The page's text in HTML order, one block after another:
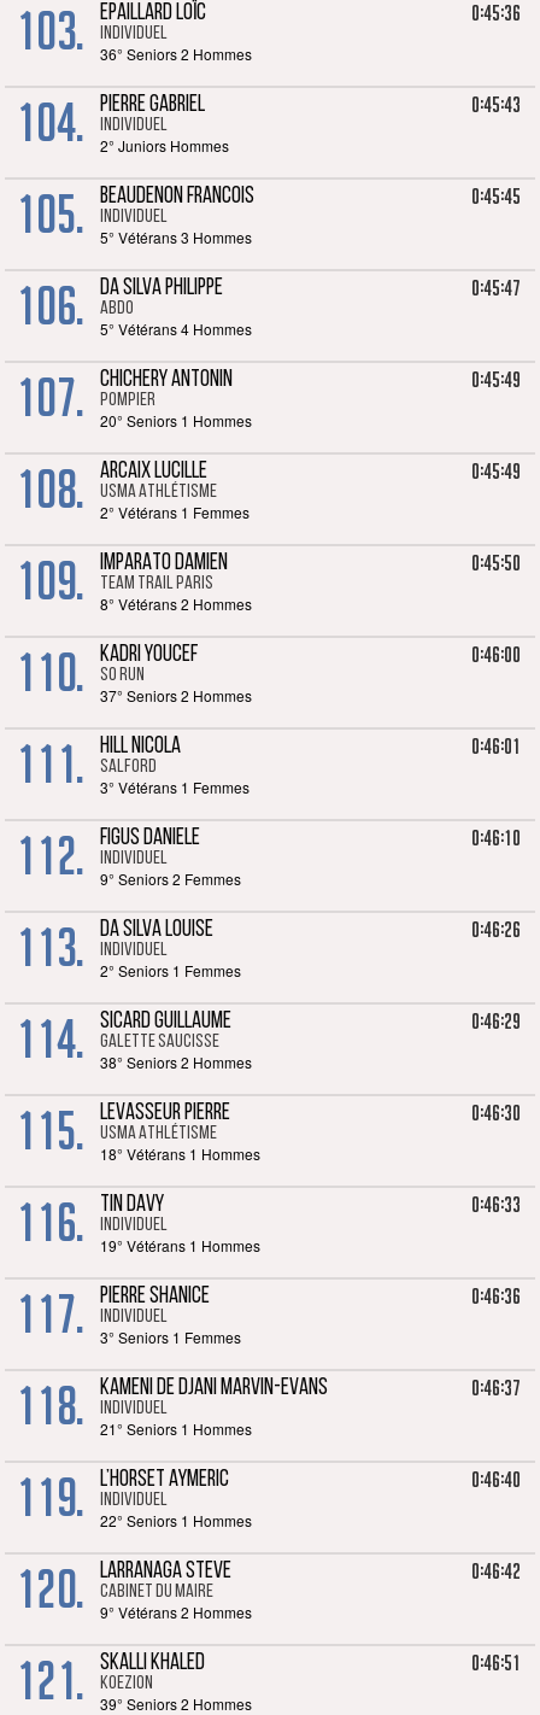
103. EPAILLARD LOÏC
Individuel
36° Seniors 2 Hommes
0:45:36
104. PIERRE GABRIEL
Individuel
2° Juniors Hommes
0:45:43
105. BEAUDENON FRANCOIS
Individuel
5° Vétérans 3 Hommes
0:45:45
106. DA SILVA PHILIPPE
ABDO
5° Vétérans 4 Hommes
0:45:47
107. CHICHERY ANTONIN
POMPIER
20° Seniors 1 Hommes
0:45:49
108. ARCAIX LUCILLE
USMA Athlétisme
2° Vétérans 1 Femmes
0:45:49
109. IMPARATO DAMIEN
Team Trail Paris
8° Vétérans 2 Hommes
0:45:50
110. KADRI YOUCEF
SO RUN
37° Seniors 2 Hommes
0:46:00
111. HILL NICOLA
SALFORD
3° Vétérans 1 Femmes
0:46:01
112. FIGUS DANIELE
Individuel
9° Seniors 2 Femmes
0:46:10
113. DA SILVA LOUISE
Individuel
2° Seniors 1 Femmes
0:46:26
114. SICARD GUILLAUME
Galette saucisse
38° Seniors 2 Hommes
0:46:29
115. LEVASSEUR PIERRE
USMA Athlétisme
18° Vétérans 1 Hommes
0:46:30
116. TIN DAVY
Individuel
19° Vétérans 1 Hommes
0:46:33
117. PIERRE SHANICE
Individuel
3° Seniors 1 Femmes
0:46:36
118. KAMENI DE DJANI MARVIN-EVANS
Individuel
21° Seniors 1 Hommes
0:46:37
119. L’HORSET AYMERIC
Individuel
22° Seniors 1 Hommes
0:46:40
120. LARRANAGA STEVE
Cabinet du Maire
9° Vétérans 2 Hommes
0:46:42
121. SKALLI KHALED
KOEZION
39° Seniors 2 Hommes
0:46:51